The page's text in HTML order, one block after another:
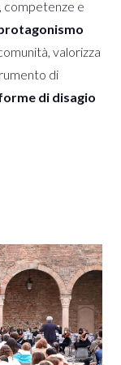
competenze e
valorizza
di
di disagio